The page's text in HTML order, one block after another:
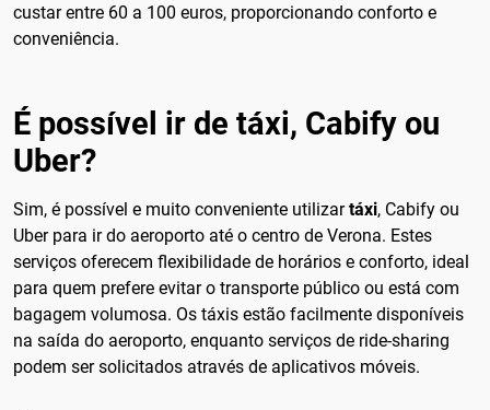
custar entre 60 a 100 euros, proporcionando conforto e
conveniência.
É possível ir de táxi, Cabify ou
Uber?
Sim, é possível e muito conveniente utilizartáxi, Cabify ou
Uber para ir do aeroporto até o centro de Verona. Estes
serviços oferecem flexibilidade de horários e conforto, ideal
para quem prefere evitar o transporte público ou está com
bagagem volumosa. Os táxis estão facilmente disponíveis
na saída do aeroporto, enquanto serviços de ride-sharing
podem ser solicitados através de aplicativos móveis.